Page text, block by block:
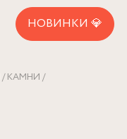
НОВИНКИ 💎
КАМНИ